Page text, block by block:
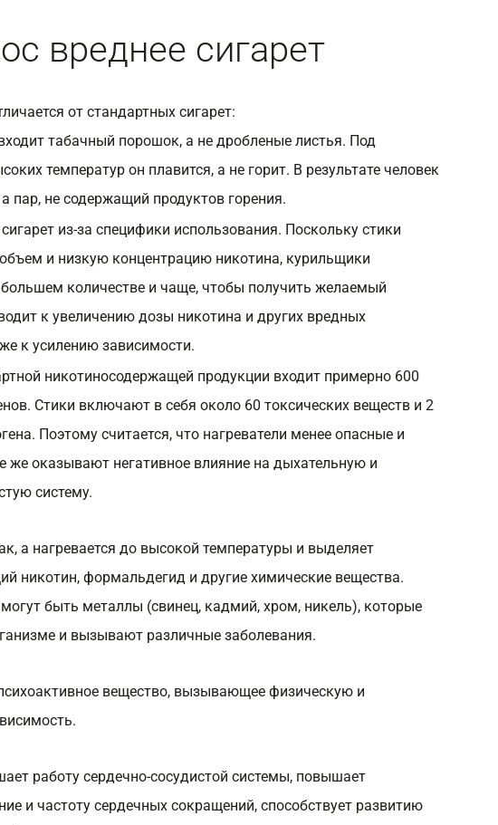
вреднее сигарет
от стандартных сигарет:
табачный порошок, а не дробленые листья. Под
температур он плавится, а не горит. В результате человек
пар, не содержащий продуктов горения.
из-за специфики использования. Поскольку стики
и низкую концентрацию никотина, курильщики
количестве и чаще, чтобы получить желаемый
к увеличению дозы никотина и других вредных
к усилению зависимости.
никотиносодержащей продукции входит примерно 600
Стики включают в себя около 60 токсических веществ и 2
Поэтому считается, что нагреватели менее опасные и
же оказывают негативное влияние на дыхательную и
систему.
а нагревается до высокой температуры и выделяет
никотин, формальдегид и другие химические вещества.
быть металлы (свинец, кадмий, хром, никель), которые
и вызывают различные заболевания.
вещество, вызывающее физическую и
работу сердечно-сосудистой системы, повышает
и частоту сердечных сокращений, способствует развитию